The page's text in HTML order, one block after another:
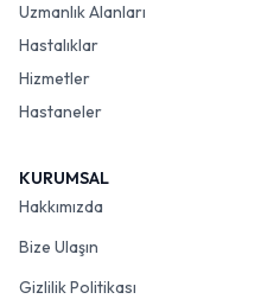
Uzmanlık Alanları
Hastalıklar
Hizmetler
Hastaneler
KURUMSAL
Hakkımızda
Bize Ulaşın
Gizlilik Politikası